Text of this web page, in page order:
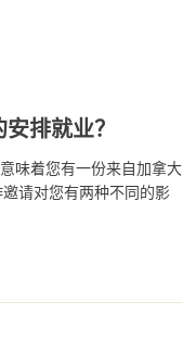
排就业？
味着您有一份来自加拿大
请对您有两种不同的影